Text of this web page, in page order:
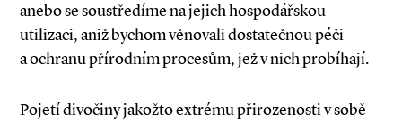
anebo se soustředíme na jejich hospodářskou
utilizaci, aniž bychom věnovali dostatečnou péči
a ochranu přírodním procesům, jež v nich probíhají.
Pojetí divočiny jakožto extrému přirozenosti v sobě